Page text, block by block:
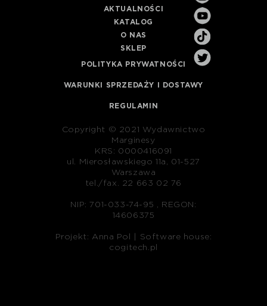
AKTUALNOŚCI
KATALOG
O NAS
SKLEP
POLITYKA PRYWATNOŚCI
WARUNKI SPRZEDAŻY I DOSTAWY
REGULAMIN
Copyright © 2021 Wydawnictwo
Marginesy
KRS: 0000416091
ul. Mierosławskiego 11a, 01-527
Warszawa
tel./fax. 22 663 02 76
NIP: 701-033-74-95 , REGON:
14606375
Projekt: Anna Pol |
Software house:
cogitech.pl